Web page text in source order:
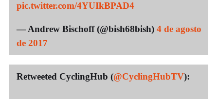
pic.twitter.com/4YUIkBPAD4
— Andrew Bischoff (@bish68bish) 4 de agosto
de 2017
Retweeted CyclingHub (@CyclingHubTV):